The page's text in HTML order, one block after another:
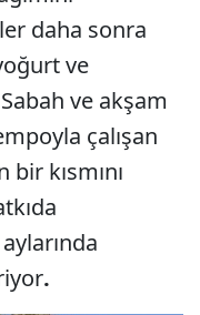
daha sonra
ve
ve akşam
çalışan
kısmını
.